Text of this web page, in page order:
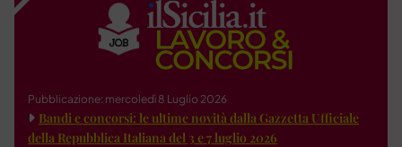
Pubblicazione: mercoledì 8 Luglio 2026
Bandi e concorsi: le ultime novità dalla Gazzetta Ufficiale
della Repubblica Italiana del 3 e 7 luglio 2026